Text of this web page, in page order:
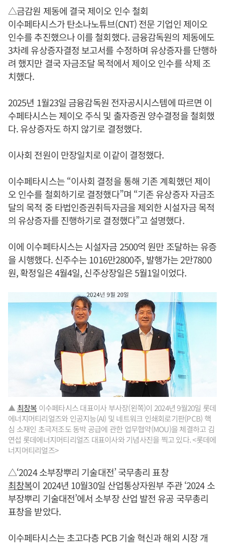
△금감원 제동에 결국 제이오 인수 철회
이수페타시스가 탄소나노튜브(CNT) 전문 기업인 제이오
인수를 추진했으나 이를 철회했다. 금융감독원의 제동에도
3차례 유상증자결정 보고서를 수정하며 유상증자를 단행하
려 했지만 결국 자금조달 목적에서 제이오 인수를 삭제 조
치했다.
2025년 1월23일 금융감독원 전자공시시스템에 따르면 이
수페타시스는 제이오 주식 및 출자증권 양수결정을 철회했
다. 유상증자도 하지 않기로 결정했다.
이사회 전원이 만장일치로 이같이 결정했다.
이수페타시스는 “이사회 결정을 통해 기존 계획했던 제이
오 인수를 철회하기로 결정했다”며 “기존 유상증자 자금조
달의 목적 중 타법인증권취득자금을 제외한 시설자금 목적
의 유상증자를 진행하기로 결정했다”고 설명했다.
이에 이수페타시스는 시설자금 2500억 원만 조달하는 유증
을 시행했다. 신주수는 1016만2800주, 발행가는 2만7800
원, 확정일은 4월4일, 신주상장일은 5월1일이었다.
▲ 최창복 이수페타시스 대표이사 부사장(왼쪽)이 2024년 9월20일 롯데
에너지머티리얼즈와 인공지능(AI) 및 네트워크 인쇄회로기판(PCB) 핵
심 소재인 초극저조도 동박 공급에 관한 업무협약(MOU)을 체결하고 김
연섭 롯데에너지머티리얼즈 대표이사와 기념사진을 찍고 있다. <롯데에
너지머티리얼즈>
△‘2024 소부장뿌리 기술대전’ 국무총리 표창
최창복이 2024년 10월30일 산업통상자원부 주관 ‘2024 소
부장뿌리 기술대전’에서 소부장 산업 발전 유공 국무총리
표창을 받았다.
이수페타시스는 초고다층 PCB 기술 혁신과 해외 시장 개